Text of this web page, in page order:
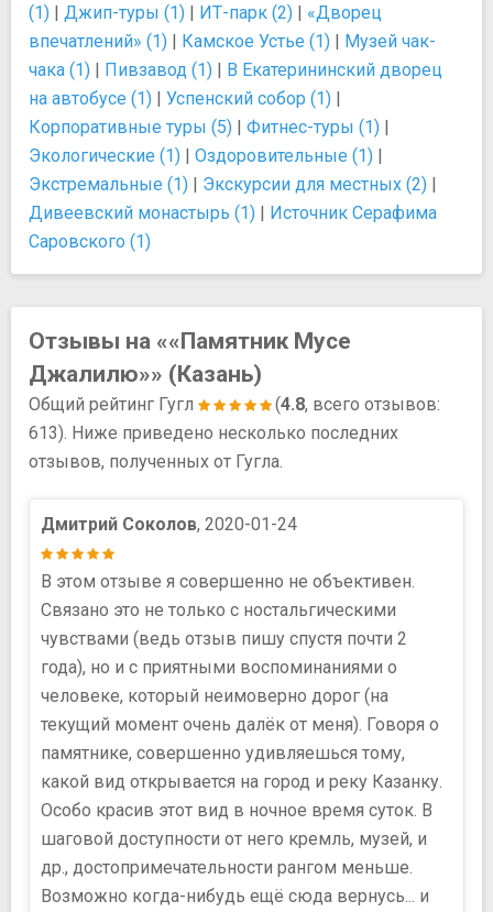
(1) | Джип-туры (1) | ИТ-парк (2) | «Дворец
впечатлений» (1) | Камское Устье (1) | Музей чак-
чака (1) | Пивзавод (1) | В Екатерининский дворец
на автобусе (1) | Успенский собор (1) |
Корпоративные туры (5) | Фитнес-туры (1) |
Экологические (1) | Оздоровительные (1) |
Экстремальные (1) | Экскурсии для местных (2) |
Дивеевский монастырь (1) | Источник Серафима
Саровского (1)
Отзывы на ««Памятник Мусе
Джалилю»» (Казань)
Общий рейтинг Гугл (4.8, всего отзывов:
613). Ниже приведено несколько последних
отзывов, полученных от Гугла.
Дмитрий Соколов, 2020-01-24
В этом отзыве я совершенно не объективен.
Связано это не только с ностальгическими
чувствами (ведь отзыв пишу спустя почти 2
года), но и с приятными воспоминаниями о
человеке, который неимоверно дорог (на
текущий момент очень далёк от меня). Говоря о
памятнике, совершенно удивляешься тому,
какой вид открывается на город и реку Казанку.
Особо красив этот вид в ночное время суток. В
шаговой доступности от него кремль, музей, и
др., достопримечательности рангом меньше.
Возможно когда-нибудь ещё сюда вернусь... и